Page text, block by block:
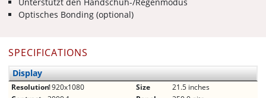
Optisches Bonding (optional)
SPECIFICATIONS
Display
Resolution1920x1080 Size
21.5 inches